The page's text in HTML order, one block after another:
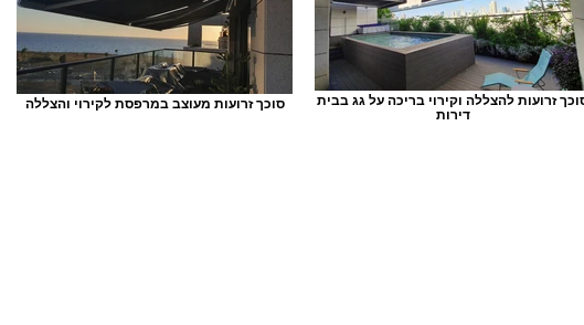
סוכך זרועות מעוצב במרפסת לקירוי והצללה
זרועות להצללה וקירוי בריכה על גג בבית
דירות